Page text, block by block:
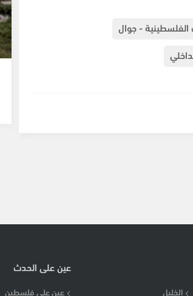
الفلسطينية - جوال
الخليل
عين على الحدث
عين على فلسطين